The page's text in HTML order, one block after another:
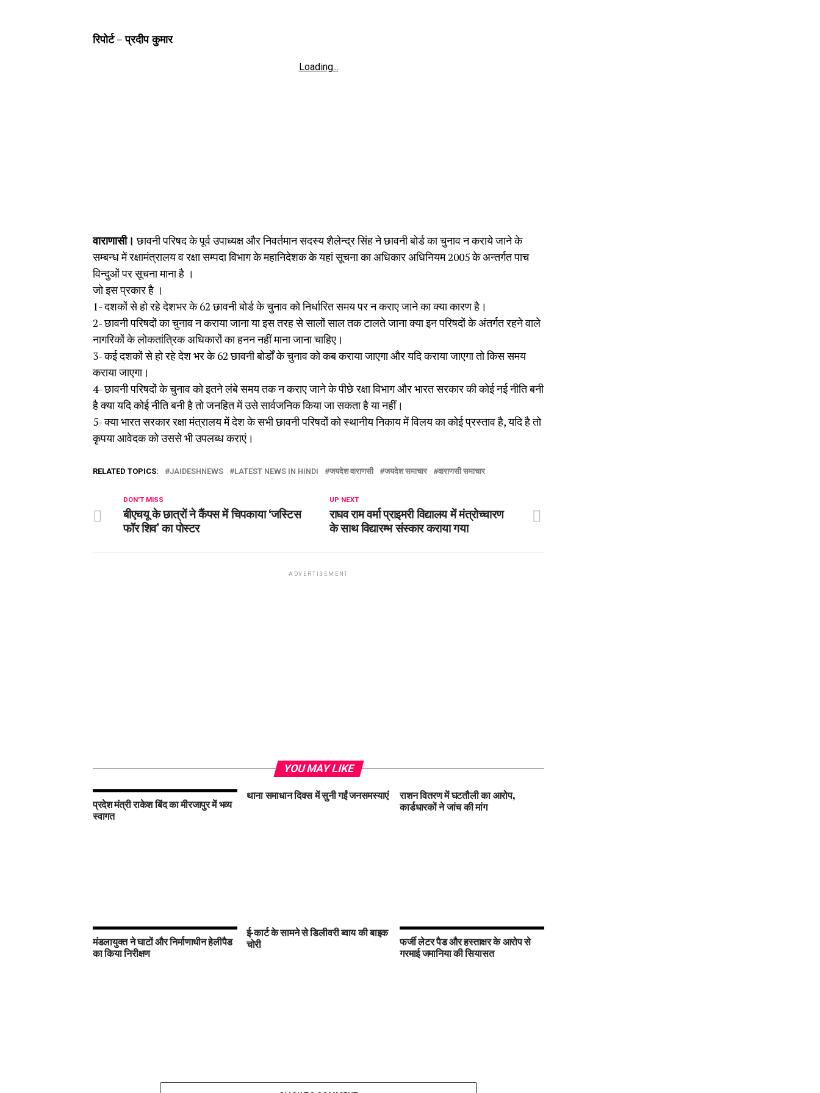
रिपोर्ट – प्रदीप कुमार
Loading...
वाराणासी। छावनी परिषद के पूर्व उपाध्यक्ष और निवर्तमान सदस्य शैलेन्द्र सिंह ने छावनी बोर्ड का चुनाव न कराये जाने के
सम्बन्ध में रक्षामंत्रालय व रक्षा सम्पदा विभाग के महानिदेशक के यहां सूचना का अधिकार अधिनियम 2005 के अन्तर्गत पाच
विन्दुओं पर सूचना माना है ।
जो इस प्रकार है ।
1- दशकों से हो रहे देशभर के 62 छावनी बोर्ड के चुनाव को निर्धारित समय पर न कराए जाने का क्या कारण है।
2- छावनी परिषदों का चुनाव न कराया जाना या इस तरह से सालों साल तक टालते जाना क्या इन परिषदों के अंतर्गत रहने वाले
नागरिकों के लोकतांत्रिक अधिकारों का हनन नहीं माना जाना चाहिए।
3- कई दशकों से हो रहे देश भर के 62 छावनी बोर्डों के चुनाव को कब कराया जाएगा और यदि कराया जाएगा तो किस समय
कराया जाएगा।
4- छावनी परिषदों के चुनाव को इतने लंबे समय तक न कराए जाने के पीछे रक्षा विभाग और भारत सरकार की कोई नई नीति बनी
है क्या यदि कोई नीति बनी है तो जनहित में उसे सार्वजनिक किया जा सकता है या नहीं।
5- क्या भारत सरकार रक्षा मंत्रालय में देश के सभी छावनी परिषदों को स्थानीय निकाय में विलय का कोई प्रस्ताव है, यदि है तो
कृपया आवेदक को उससे भी उपलब्ध कराएं।
RELATED TOPICS: JAIDESHNEWS LATEST NEWS IN HINDI जयदेश वाराणसी जयदेश समाचार वाराणसी समाचार
UP NEXT
राघव राम वर्मा प्राइमरी विद्यालय में मंत्रोच्चारण
के साथ विद्यारम्भ संस्कार कराया गया
DON'T MISS
बीएचयू के छात्रों ने कैंपस में चिपकाया ‘जस्टिस
फॉर शिव’ का पोस्टर
ADVERTISEMENT
YOU MAY LIKE
प्रदेश मंत्री राकेश बिंद का मीरजापुर में भव्य
स्वागत
थाना समाधान दिवस में सुनी गईं जनसमस्याएं राशन वितरण में घटतौली का आरोप,
कार्डधारकों ने जांच की मांग
मंडलायुक्त ने घाटों और निर्माणाधीन हेलीपैड
का किया निरीक्षण
ई-कार्ट के सामने से डिलीवरी ब्वाय की बाइक
चोरी फर्जी लेटर पैड और हस्ताक्षर के आरोप से
गरमाई जमानिया की सियासत